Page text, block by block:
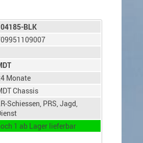
BLK
Monate
Chassis
Schiessen, PRS, Jagd,
1 ab Lager lieferbar